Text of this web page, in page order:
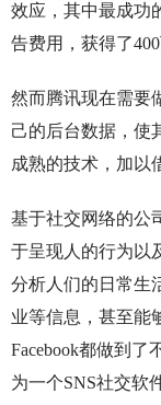
效应，其中最成功
告费用，获得了
然而腾讯现在需要
己的后台数据，使
成熟的技术，加以
基于社交网络的公
于呈现人的行为以
分析人们的日常生
业等信息，甚至能
Facebook都做到
为一个SNS社交软